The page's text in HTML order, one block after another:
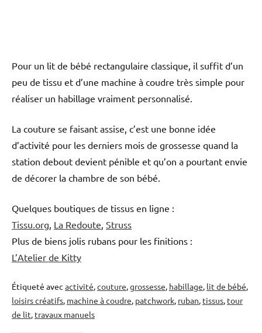
Pour un lit de bébé rectangulaire classique, il suffit d’un
peu de tissu et d’une machine à coudre très simple pour
réaliser un habillage vraiment personnalisé.
La couture se faisant assise, c’est une bonne idée
d’activité pour les derniers mois de grossesse quand la
station debout devient pénible et qu’on a pourtant envie
de décorer la chambre de son bébé.
Quelques boutiques de tissus en ligne :
Tissu.org La Redoute Struss
Plus de biens jolis rubans pour les finitions :
L’Atelier de Kitty
Étiqueté avec activité,couture,grossesse, habillage, lit de bébé,
loisirs créatifs, machine à coudre, patchwork, ruban, tissus, tour
de lit, travaux manuels